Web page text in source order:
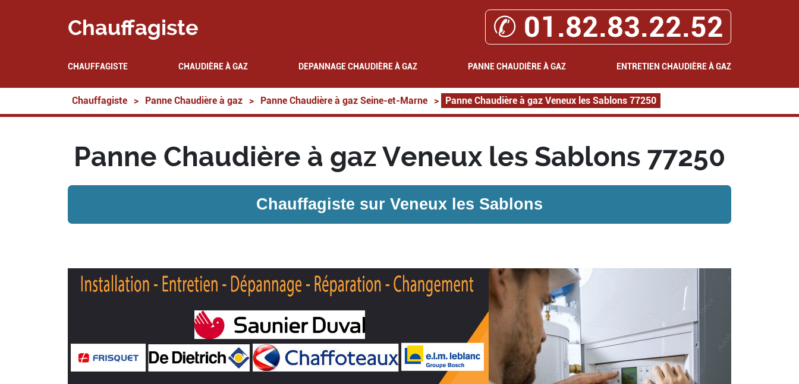
Chauffagiste ✆ 01.82.83.22.52
CHAUFFAGISTE CHAUDIÈRE À GAZ DEPANNAGE CHAUDIÈRE À GAZ PANNE CHAUDIÈRE À GAZ ENTRETIEN CHAUDIÈRE À GAZ
Chauffagiste > Panne Chaudière à gaz > Panne Chaudière à gaz Seine-et-Marne > Panne Chaudière à gaz Veneux les Sablons 77250
Panne Chaudière à gaz Veneux les Sablons 77250
Chauffagiste sur Veneux les Sablons